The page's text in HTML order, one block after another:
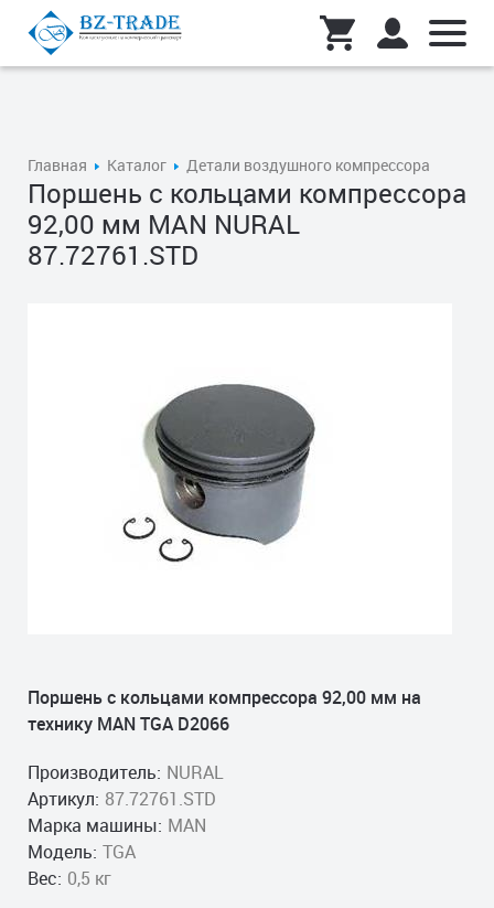
Главная Каталог Детали воздушного компрессора
Поршень с кольцами компрессора
92,00 мм MAN NURAL
87.72761.STD
Поршень с кольцами компрессора 92,00 мм на
технику MAN TGA D2066
Производитель: NURAL
Артикул: 87.72761.STD
Марка машины: MAN
Модель: TGA
Вес: 0,5 кг